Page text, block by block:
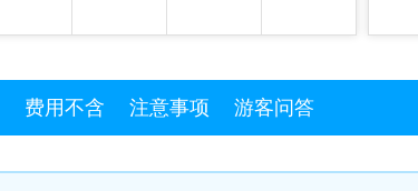
费用不含 注意事项 游客问答